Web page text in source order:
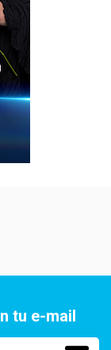
tu e-mail